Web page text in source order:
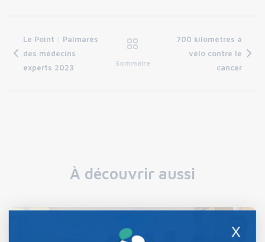
Le Point : Palmarès
des médecins
experts 2023
Sommaire
700 kilomètres à
vélo contre le
cancer
À découvrir aussi
X